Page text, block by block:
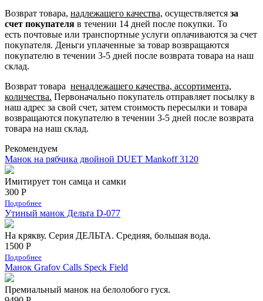
Возврат товара, надлежащего качества, осуществляется за
счет покупателя в течении 14 дней после покупки. То
есть почтовые или транспортные услуги оплачиваются за счет
покупателя. Деньги уплаченные за товар возвращаются
покупателю в течении 3-5 дней после возврата товара на наш
склад.
Возврат товара ненадлежащего качества, ассортимента,
количества. Первоначально покупатель отправляет посылку в
наш адрес за свой счет, затем стоимость пересылки и товара
возвращаются покупателю в течении 3-5 дней после возврата
товара на наш склад.
Рекомендуем
Манок на рябчика двойной DUET Mankoff 3120
Имитирует тон самца и самки
300 Р
Подробнее
Утиный манок Дельта D-077
На крякву. Серия ДЕЛЬТА. Средняя, большая вода.
1500 Р
Подробнее
Манок Grafov Calls Speck Field
Премиальный манок на белолобого гуся.